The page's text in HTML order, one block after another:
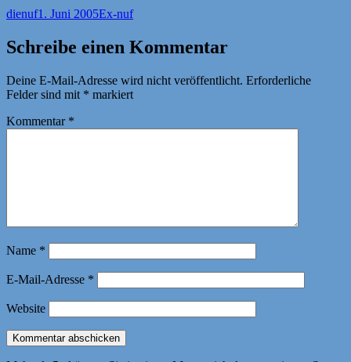
Autor
dienufVeröffentlicht
1. Juni 2005Kategorien
Ex-nuf
Schreibe einen Kommentar
Deine E-Mail-Adresse wird nicht veröffentlicht. Erforderliche
Felder sind mit * markiert
Kommentar *
Name *
E-Mail-Adresse *
Website